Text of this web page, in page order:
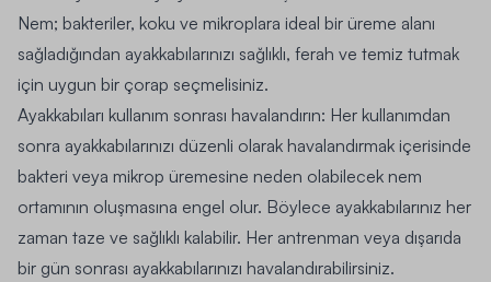
Nem; bakteriler, koku ve mikroplara ideal bir üreme alanı
sağladığından ayakkabılarınızı sağlıklı, ferah ve temiz tutmak
için uygun bir çorap seçmelisiniz.
Ayakkabıları kullanım sonrası havalandırın: Her kullanımdan
sonra ayakkabılarınızı düzenli olarak havalandırmak içerisinde
bakteri veya mikrop üremesine neden olabilecek nem
ortamının oluşmasına engel olur. Böylece ayakkabılarınız her
zaman taze ve sağlıklı kalabilir. Her antrenman veya dışarıda
bir gün sonrası ayakkabılarınızı havalandırabilirsiniz.